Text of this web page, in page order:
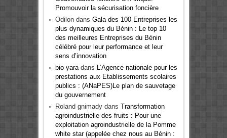
Promouvoir la sécurisation foncière
Odilondans Gala des 100 Entreprises les
plus dynamiques du Bénin : Le top 10
des meilleures Entreprises du Bénin
célébré pour leur performance et leur
sens d’innovation
bio yaradans L’Agence nationale pour les
prestations aux Etablissements scolaires
publics : (ANaPES)Le plan de sauvetage
du gouvernement
Roland gnimadydans Transformation
agroindustrielle des fruits : Pour une
exploitation agroindustrielle de la Pomme
white star (appelée chez nous au Bénin :